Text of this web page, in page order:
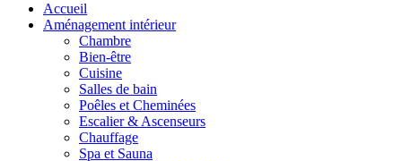
Accueil
Aménagement intérieur
Chambre
Bien-être
Cuisine
Salles de bain
Poêles et Cheminées
Escalier & Ascenseurs
Chauffage
Spa et Sauna